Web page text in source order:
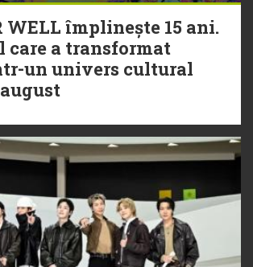
WELL împlinește 15 ani.
care a transformat
un univers cultural